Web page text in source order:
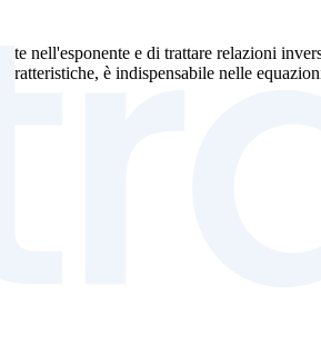
nell'esponente e di trattare relazioni
è indispensabile nelle